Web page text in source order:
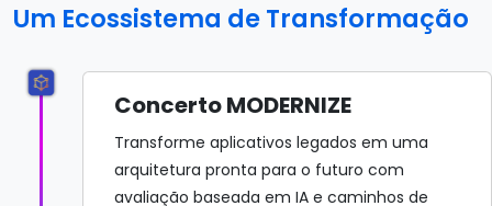
Um Ecossistema de Transformação
Concerto MODERNIZE
Transforme aplicativos legados em uma
arquitetura pronta para o futuro com
avaliação baseada em IA e caminhos de